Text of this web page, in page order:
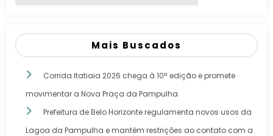
Mais Buscados
Corrida Itatiaia 2026 chega à 10ª edição e promete
movimentar a Nova Praça da Pampulha
Prefeitura de Belo Horizonte regulamenta novos usos da
Lagoa da Pampulha e mantém restrições ao contato com a